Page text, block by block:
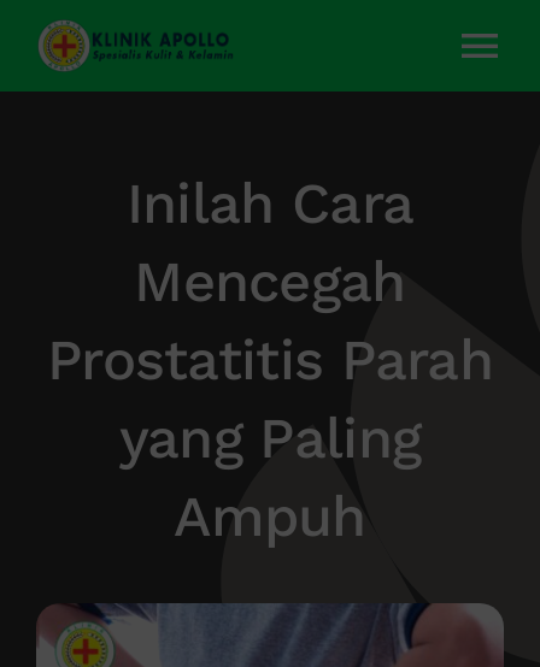
Skip
content
Layanan Kami
Tentang Kami
Artikel
Kontak Kami
Inilah Cara
Mencegah
Prostatitis Parah
yang Paling
Ampuh